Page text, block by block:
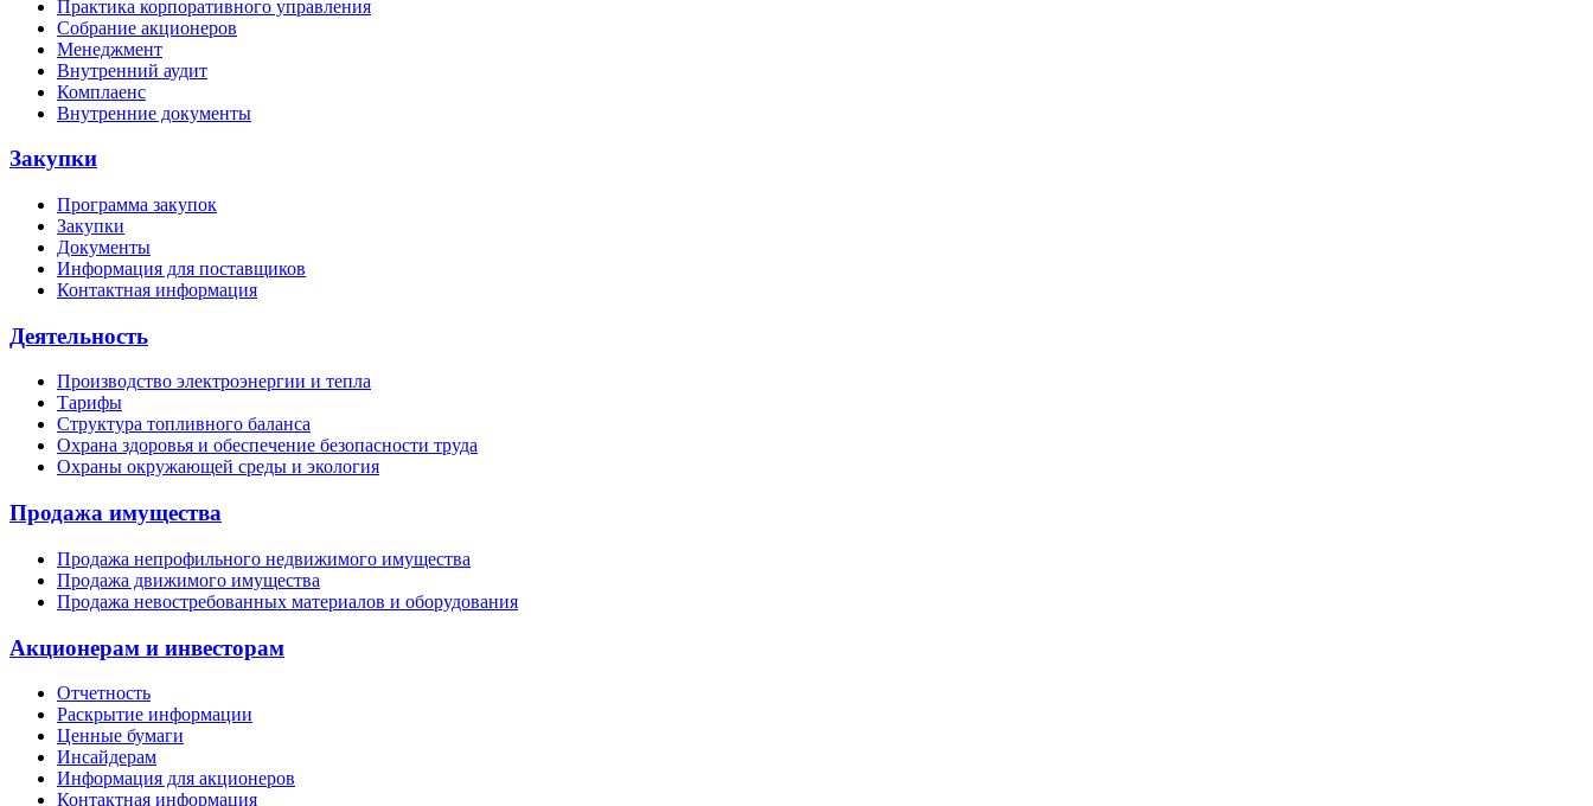
Практика корпоративного управления
Собрание акционеров
Менеджмент
Внутренний аудит
Комплаенс
Внутренние документы
Закупки
Программа закупок
Закупки
Документы
Информация для поставщиков
Контактная информация
Деятельность
Производство электроэнергии и тепла
Тарифы
Структура топливного баланса
Охрана здоровья и обеспечение безопасности труда
Охраны окружающей среды и экология
Продажа имущества
Продажа непрофильного недвижимого имущества
Продажа движимого имущества
Продажа невостребованных материалов и оборудования
Акционерам и инвесторам
Отчетность
Раскрытие информации
Ценные бумаги
Инсайдерам
Информация для акционеров
Контактная информация